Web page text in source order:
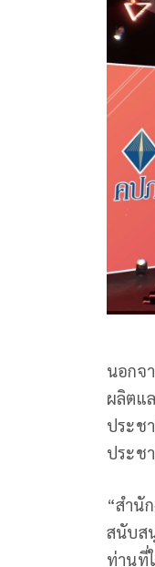
นอกจ
ผลิตแ
ประช
ประช
“สำนั
สนับส
ท่านที่